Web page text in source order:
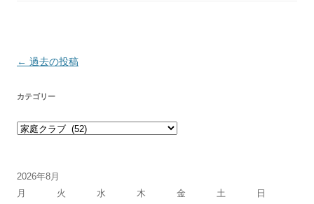
投稿ナビゲーション
← 過去の投稿
カテゴリー
カテゴリー
2026年8月
月
火 水 木 金 土 日